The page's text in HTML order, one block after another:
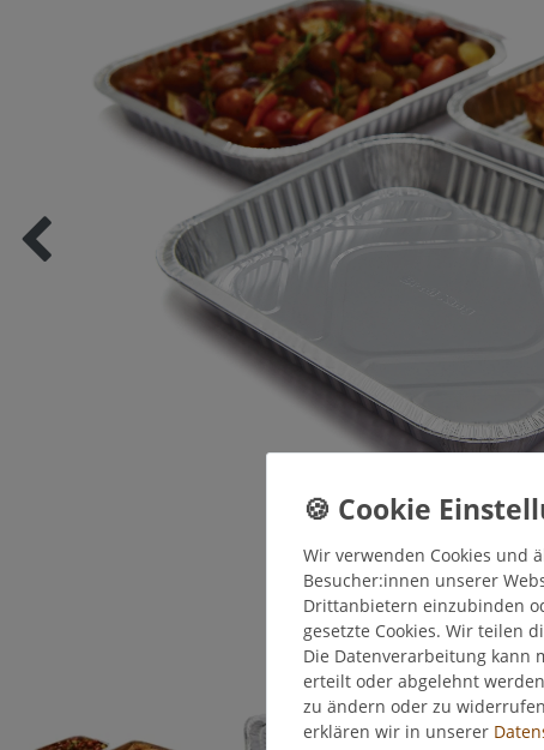
Wir verwenden Cookies und
Besucher:innen unserer
Drittanbietern einzubinden
gesetzte Cookies. Wir teilen
Die Datenverarbeitung kann
erteilt oder abgelehnt
zu ändern oder zu
erklären wir in unserer